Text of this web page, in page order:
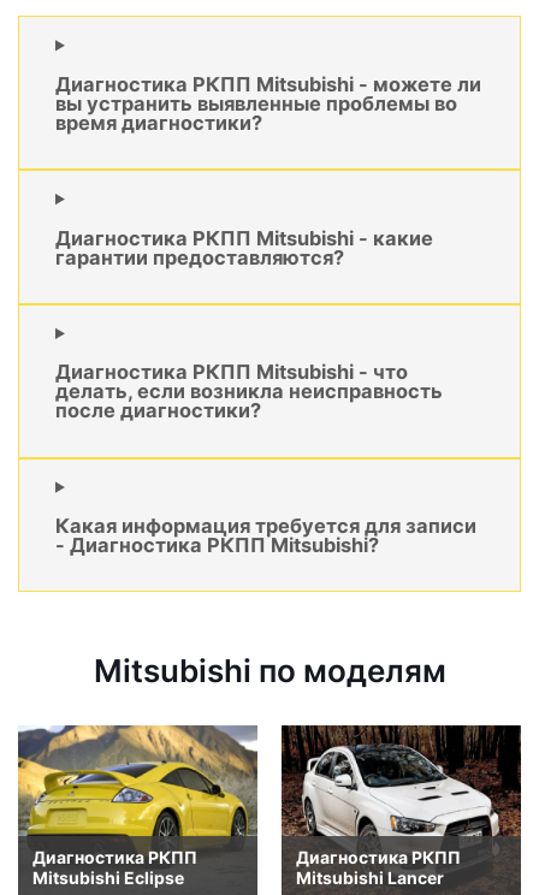
Диагностика РКПП Mitsubishi - можете ли
вы устранить выявленные проблемы во
время диагностики?
Диагностика РКПП Mitsubishi - какие
гарантии предоставляются?
Диагностика РКПП Mitsubishi - что
делать, если возникла неисправность
после диагностики?
Какая информация требуется для записи
- Диагностика РКПП Mitsubishi?
Mitsubishi по моделям
Диагностика РКПП
Mitsubishi Eclipse
Диагностика РКПП
Mitsubishi Lancer